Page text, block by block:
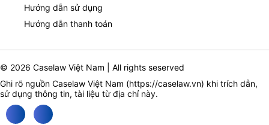
Hướng dẫn sử dụng
Hướng dẫn thanh toán
© 2026 Caselaw Việt Nam | All rights seserved
Ghi rõ nguồn Caselaw Việt Nam (https://caselaw.vn) khi trích dẫn,
sử dụng thông tin, tài liệu từ địa chỉ này.